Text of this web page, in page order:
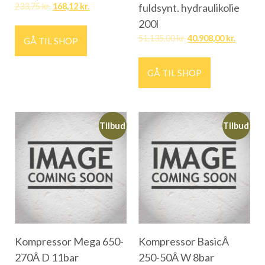
233,75kr. 168,12 kr.
GÅ TIL SHOP
fuldsynt. hydraulikolie
200l
51.135,00kr.40.908,00kr.
GÅ TIL SHOP
Tilbud
Kompressor Mega 650-
270Â D 11bar
Tilbud
Kompressor BasicÂ
250-50Â W 8bar